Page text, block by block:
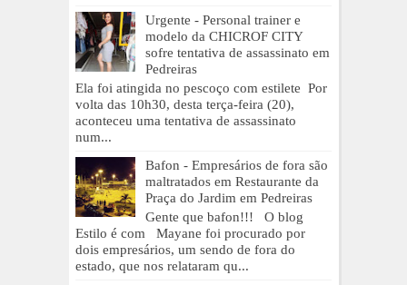
Urgente - Personal trainer e
modelo da CHICROF CITY
sofre tentativa de assassinato em
Pedreiras
Ela foi atingida no pescoço com estilete Por
volta das 10h30, desta terça-feira (20),
aconteceu uma tentativa de assassinato
num...
Bafon - Empresários de fora são
maltratados em Restaurante da
Praça do Jardim em Pedreiras
Gente que bafon!!! O blog
Estilo é com Mayane foi procurado por
dois empresários, um sendo de fora do
estado, que nos relataram qu...